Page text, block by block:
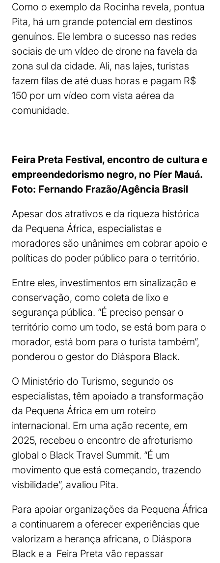
Como o exemplo da Rocinha revela, pontua
Pita, há um grande potencial em destinos
genuínos. Ele lembra o sucesso nas redes
sociais de um vídeo de drone na favela da
zona sul da cidade. Ali, nas lajes, turistas
fazem filas de até duas horas e pagam R$
150 por um vídeo com vista aérea da
comunidade.
Feira Preta Festival, encontro de cultura e
empreendedorismo negro, no Píer Mauá.
Foto: Fernando Frazão/Agência Brasil
Apesar dos atrativos e da riqueza histórica
da Pequena África, especialistas e
moradores são unânimes em cobrar apoio e
políticas do poder público para o território.
Entre eles, investimentos em sinalização e
conservação, como coleta de lixo e
segurança pública. “É preciso pensar o
território como um todo, se está bom para o
morador, está bom para o turista também”,
ponderou o gestor do Diáspora Black.
O Ministério do Turismo, segundo os
especialistas, têm apoiado a transformação
da Pequena África em um roteiro
internacional. Em uma ação recente, em
2025, recebeu o encontro de afroturismo
global o Black Travel Summit. “É um
movimento que está começando, trazendo
visbilidade”, avaliou Pita.
Para apoiar organizações da Pequena África
a continuarem a oferecer experiências que
valorizam a herança africana, o Diáspora
Black e a Feira Preta vão repassar